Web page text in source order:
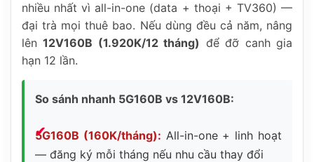
nhiều nhất vì all-in-one (data + thoại + TV360) —
đại trà mọi thuê bao. Nếu dùng đều cả năm, nâng
lên12V160B (1.920K/12 tháng) để đỡ canh gia
hạn 12 lần.
So sánh nhanh 5G160B vs 12V160B:
5G160B (160K/tháng): All-in-one + linh hoạt
— đăng ký mỗi tháng nếu nhu cầu thay đổi